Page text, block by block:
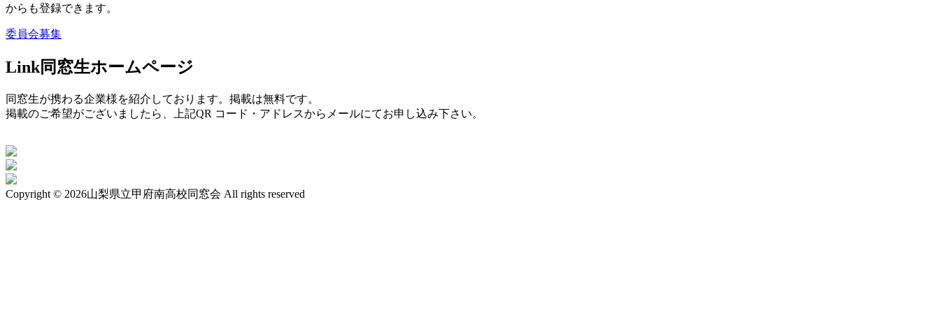
からも登録できます。
委員会募集
Link同窓生ホームページ
同窓生が携わる企業様を紹介しております。掲載は無料です。
掲載のご希望がございましたら、上記QR コード・アドレスからメールにてお申し込み下さい。
Copyright © 2026山梨県立甲府南高校同窓会 All rights reserved